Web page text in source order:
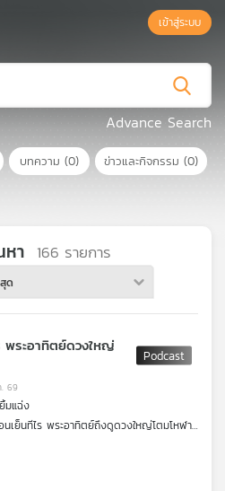
เข้าสู่ระบบ
Advance Search
บทความ (0) ข่าวและกิจกรรม (0)
หา 166 รายการ
ด
พระอาทิตย์ดวงใหญ่
69
มแฉ่ง
นเย็นทีไร พระอาทิตย์ถึงดูดวงใหญ่โตมโหฬาร
งอย่าง" ซ่อนอยู่? มาร่วมค้นหาคำตอบสุดว้าว